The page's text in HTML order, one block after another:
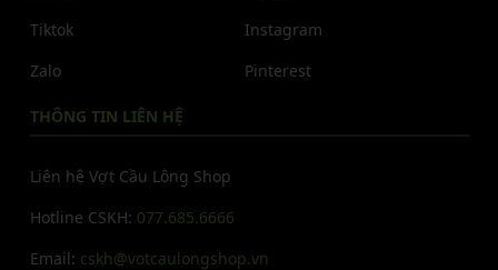
Tiktok
Zalo
Instagram
Pinterest
THÔNG TIN LIÊN HỆ
Liên hệ Vợt Cầu Lông Shop
Hotline CSKH: 077.685.6666
Email: cskh@votcaulongshop.vn